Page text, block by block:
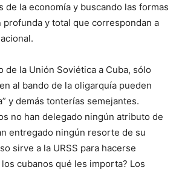
de la economía y buscando las formas
y total que correspondan a
de la Unión Soviética a Cuba, sólo
al bando de la oligarquía pueden
y demás tonterías semejantes.
no han delegado ningún atributo de
entregado ningún resorte de su
sirve a la URSS para hacerse
los cubanos qué les importa? Los